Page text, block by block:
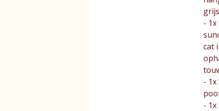
grijs
- 1x
cat
-
- 1x